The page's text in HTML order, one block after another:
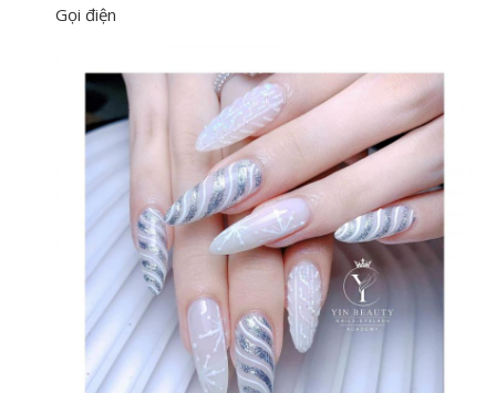
Gọi điện